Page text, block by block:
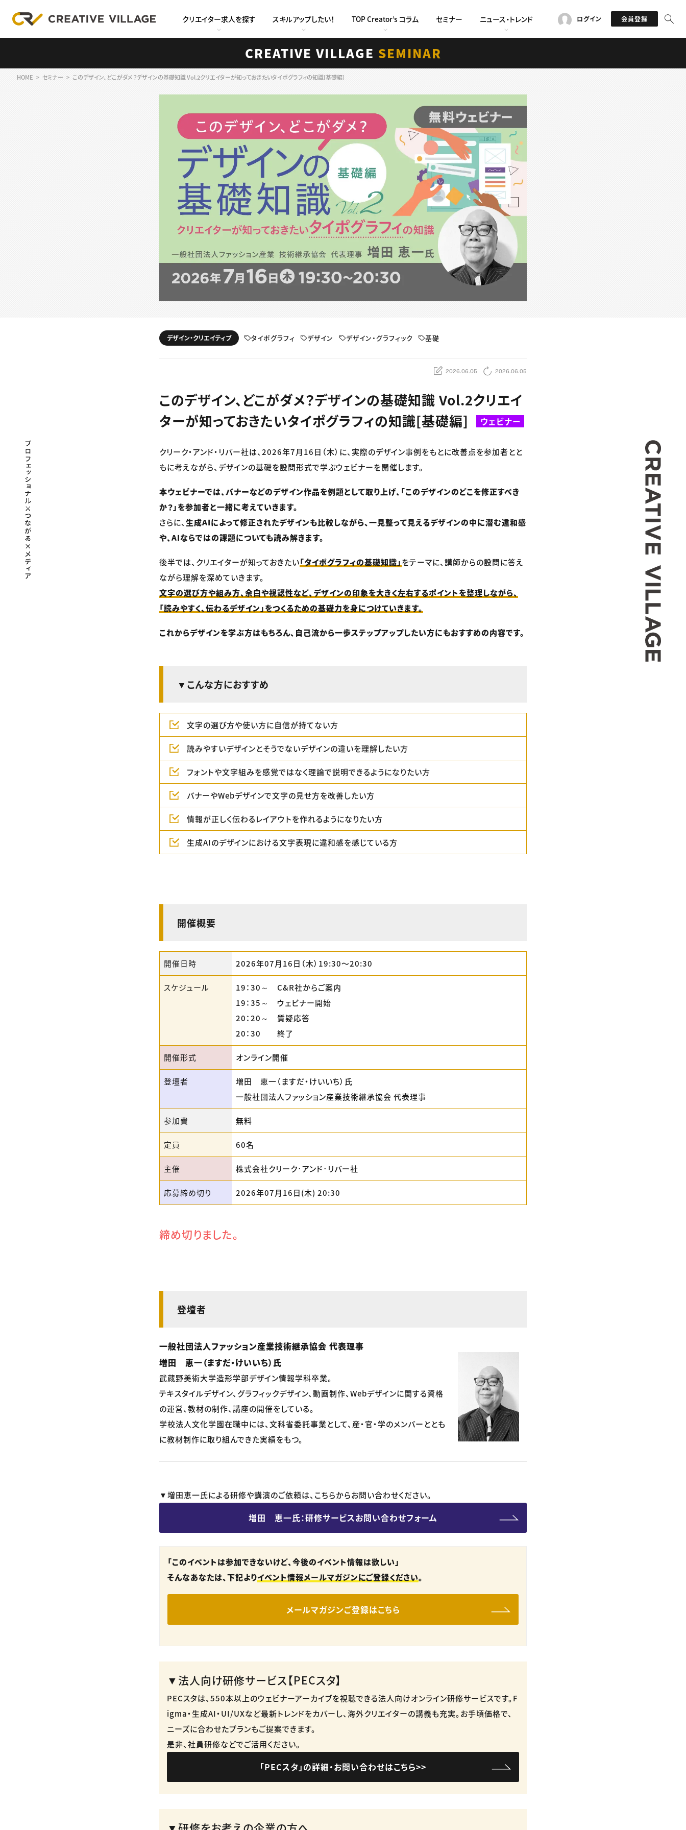
クリエイター求人を探す スキルアップしたい！ TOP Creator’s コラム セミナー ニュース・トレンド ログイン 会員登録
CREATIVE VILLAGE SEMINAR
HOME セミナー このデザイン、どこがダメ？デザインの基礎知識 Vol.2クリエイターが知っておきたいタイポグラフィの知識[基礎編]
デザイン・クリエイティブ タイポグラフィ デザイン デザイン・グラフィック 基礎
2026.06.05 2026.06.05
このデザイン、どこがダメ？デザインの基礎知識 Vol.2クリエイ
ターが知っておきたいタイポグラフィの知識[基礎編]
ウェビナー
クリーク・アンド・リバー社は、2026年7月16日（木）に、実際のデザイン事例をもとに改善点を参加者とと
もに考えながら、デザインの基礎を設問形式で学ぶウェビナーを開催します。
本ウェビナーでは、バナーなどのデザイン作品を例題として取り上げ、「このデザインのどこを修正すべき
か？」を参加者と一緒に考えていきます。
さらに、 生成AIによって修正されたデザインも比較しながら、一見整って見えるデザインの中に潜む違和感
や、AIならではの課題についても読み解きます。
後半では、クリエイターが知っておきたい「タイポグラフィの基礎知識」をテーマに、講師からの設問に答え
ながら理解を深めていきます。
文字の選び方や組み方、余白や視認性など、デザインの印象を大きく左右するポイントを整理しながら、
「読みやすく、伝わるデザイン」をつくるための基礎力を身につけていきます。
これからデザインを学ぶ方はもちろん、自己流から一歩ステップアップしたい方にもおすすめの内容です。
▼こんな方におすすめ
文字の選び方や使い方に自信が持てない方
読みやすいデザインとそうでないデザインの違いを理解したい方
フォントや文字組みを感覚ではなく理論で説明できるようになりたい方
バナーやWebデザインで文字の見せ方を改善したい方
情報が正しく伝わるレイアウトを作れるようになりたい方
生成AIのデザインにおける文字表現に違和感を感じている方
開催概要
開催日時 2026年07月16日（木）19:30〜20:30
スケジュール
19：30～ C&R社からご案内
19：35～ ウェビナー開始
20：20～ 質疑応答
20：30 終了
開催形式 オンライン開催
登壇者
増田 恵一（ますだ・けいいち）氏
一般社団法人ファッション産業技術継承協会 代表理事
参加費 無料
定員 60名
主催 株式会社クリーク･アンド･リバー社
応募締め切り 2026年07月16日(木) 20:30
締め切りました。
登壇者
一般社団法人ファッション産業技術継承協会 代表理事
増田 恵一（ますだ・けいいち）氏
武蔵野美術大学造形学部デザイン情報学科卒業。
テキスタイルデザイン、グラフィックデザイン、動画制作、Webデザインに関する資格
の運営、教材の制作、講座の開催をしている。
学校法人文化学園在職中には、文科省委託事業として、産・官・学のメンバーととも
に教材制作に取り組んできた実績をもつ。
▼増田恵一氏による研修や講演のご依頼は、こちらからお問い合わせください。
増田 恵一氏：研修サービスお問い合わせフォーム
「このイベントは参加できないけど、今後のイベント情報は欲しい」
そんなあなたは、下記よりイベント情報メールマガジンにご登録ください。
メールマガジンご登録はこちら
▼法人向け研修サービス【PECスタ】
PECスタは、550本以上のウェビナーアーカイブを視聴できる法人向けオンライン研修サービスです。​F
igma・生成AI・UI/UXなど最新トレンドをカバーし、海外クリエイターの講義も充実。​お手頃価格で、
ニーズに合わせたプランもご提案できます。​
是非、社員研修などでご活用ください。​
「PECスタ」の詳細・お問い合わせはこちら>>